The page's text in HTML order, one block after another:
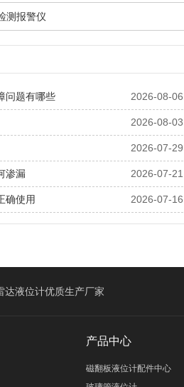
测报警仪
2026-08-06
问题有哪些
2026-08-03
2026-07-29
2026-07-21
渗漏
2026-07-16
确使用
达液位计优质生产厂家
产品中心
磁翻板液位计配件中心